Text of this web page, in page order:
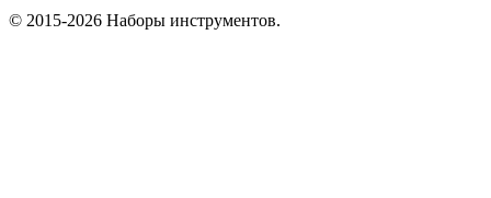
© 2015-2026 Наборы инструментов.